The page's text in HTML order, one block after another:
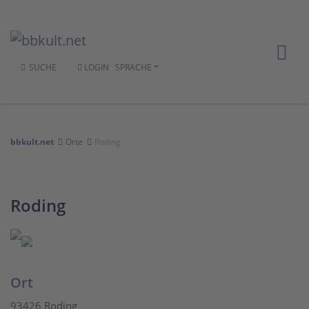
SUCHE LOGIN SPRACHE
bbkult.net Orte Roding
Roding
Ort
93426 Roding